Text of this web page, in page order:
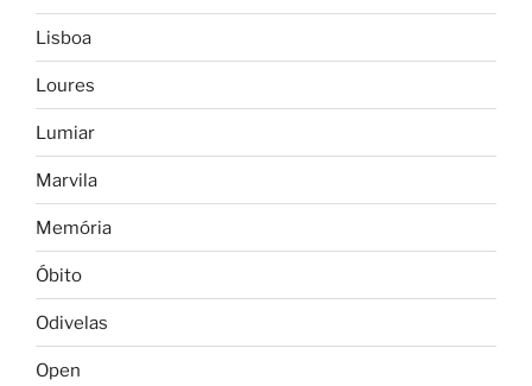
Lisboa
Loures
Lumiar
Marvila
Memória
Óbito
Odivelas
Open